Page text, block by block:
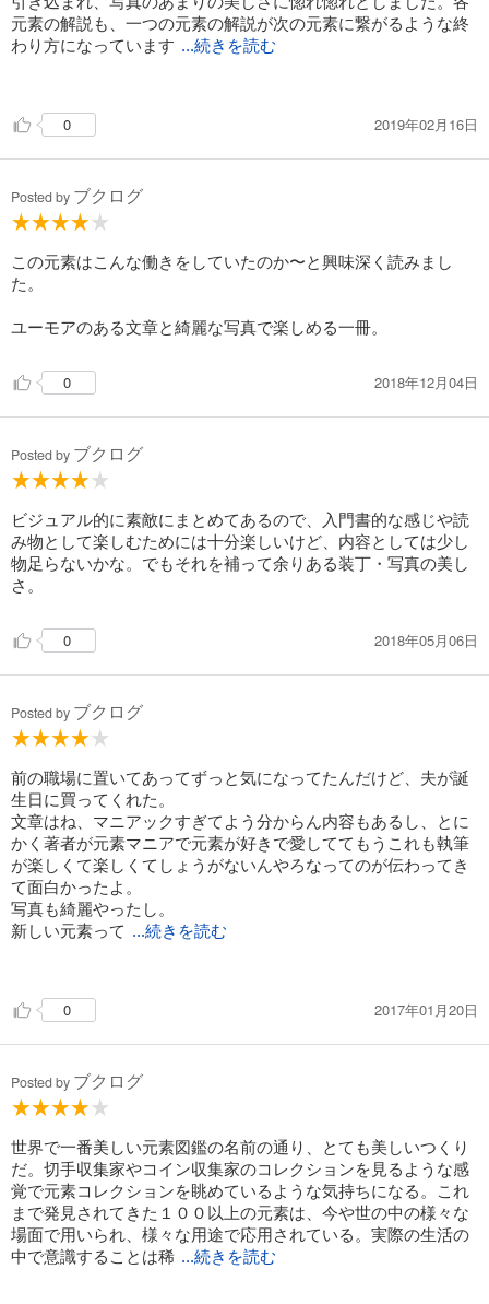
元素の解説も、一つの元素の解説が次の元素に繋がるような終
わり方になっています ...続きを読む
まで楽しく覚えられました。周期表に興味を持てない学生には
是非オススメですが、学生にはめちゃめちゃ値段高いのがネッ
0 2019年02月16日
Posted by ブクログ
この元素はこんな働きをしていたのか〜と興味深く読みまし
た。
ユーモアのある文章と綺麗な写真で楽しめる一冊。
0 2018年12月04日
Posted by ブクログ
ビジュアル的に素敵にまとめてあるので、入門書的な感じや読
み物として楽しむためには十分楽しいけど、内容としては少し
物足らないかな。でもそれを補って余りある装丁・写真の美し
さ。
0 2018年05月06日
Posted by ブクログ
前の職場に置いてあってずっと気になってたんだけど、夫が誕
生日に買ってくれた。
文章はね、マニアックすぎてよう分からん内容もあるし、とに
かく著者が元素マニアで元素が好きで愛しててもうこれも執筆
が楽しくて楽しくてしょうがないんやろなってのが伝わってき
て面白かったよ。
写真も綺麗やったし。
新しい元素って ...続きを読む
0 2017年01月20日
Posted by ブクログ
世界で一番美しい元素図鑑の名前の通り、とても美しいつくり
だ。切手収集家やコイン収集家のコレクションを見るような感
覚で元素コレクションを眺めているような気持ちになる。これ
まで発見されてきた１００以上の元素は、今や世の中の様々な
場面で用いられ、様々な用途で応用されている。実際の生活の
中で意識することは稀 ...続きを読む